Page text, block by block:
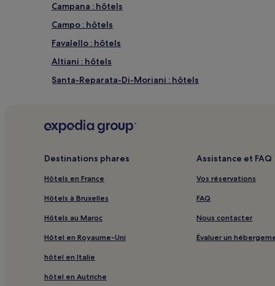
Campana : hôtels
Campo : hôtels
Favalello : hôtels
Altiani : hôtels
Santa-Reparata-Di-Moriani : hôtels
Valle-D'orezza : hôtels
Prato-Di-Giovellina : hôtels
Grosseto-Prugna : hôtels
Gare de Venaco : hôtels à proximité
Destinations phares
Hôtels en France
Hôtels à Bruxelles
Hôtels au Maroc
Hôtel en Royaume-Uni
hôtel en Italie
hôtel en Autriche
Assistance et FAQ
Vos réservations
FAQ
Nous contacter
Évaluer un